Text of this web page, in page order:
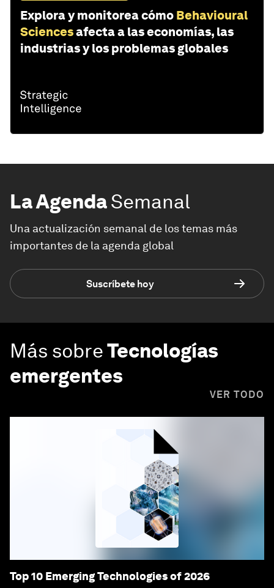
Explora y monitorea cómo Behavioural
Sciencesafecta a las economías, las
industrias y los problemas globales
La AgendaSemanal
Una actualización semanal de los temas más
importantes de la agenda global
Suscríbete hoy
Más sobreTecnologías
emergentes
VER TODO
Top 10 Emerging Technologies of 2026